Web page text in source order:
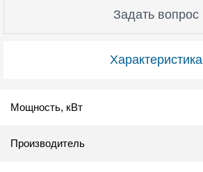
Характеристика
Задать вопрос
Мощность, кВт
Производитель